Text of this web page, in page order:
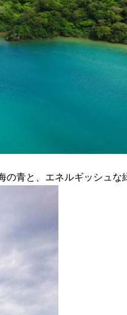
青と、エネルギッシュ